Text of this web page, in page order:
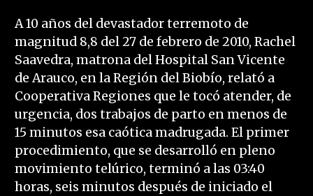
A 10 años del devastador terremoto de
magnitud 8,8 del 27 de febrero de 2010, Rachel
Saavedra, matrona del Hospital San Vicente
de Arauco, en la Región del Biobío, relató a
Cooperativa Regiones que le tocó atender, de
urgencia, dos trabajos de parto en menos de
15 minutos esa caótica madrugada. El primer
procedimiento, que se desarrolló en pleno
movimiento telúrico, terminó a las 03:40
horas, seis minutos después de iniciado el